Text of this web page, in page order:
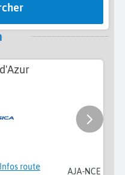
AJA-NCE
route